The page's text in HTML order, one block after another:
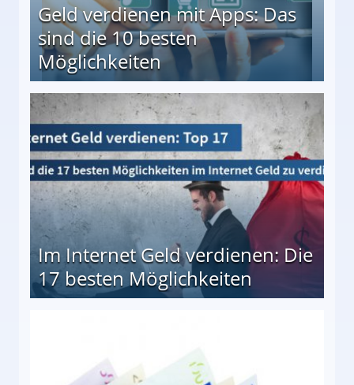
Geld verdienen mit Apps: Das
sind die 10 besten
Möglichkeiten
besten Möglichkeiten
Im Internet Geld verdienen: Die
17 besten Möglichkeiten